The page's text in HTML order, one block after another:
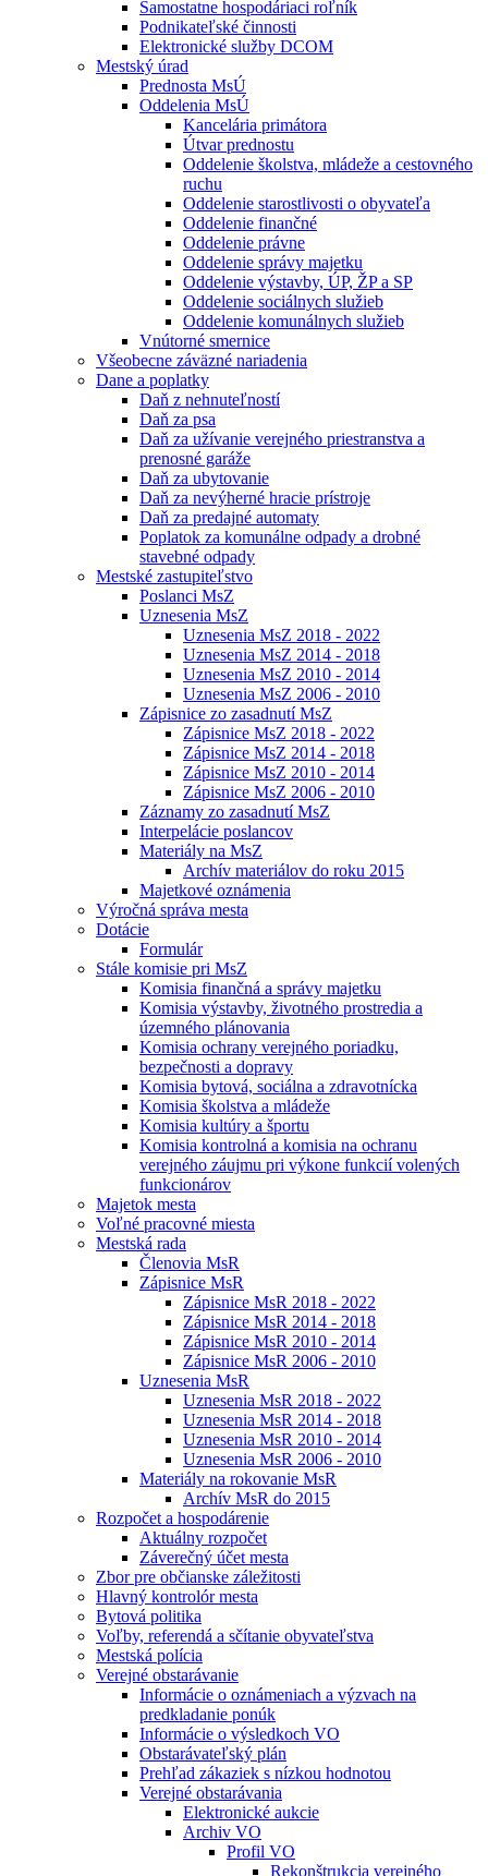
Samostatne hospodáriaci roľník
Podnikateľské činnosti
Elektronické služby DCOM
Mestský úrad
Prednosta MsÚ
Oddelenia MsÚ
Kancelária primátora
Útvar prednostu
Oddelenie školstva, mládeže a cestovného
ruchu
Oddelenie starostlivosti o obyvateľa
Oddelenie finančné
Oddelenie právne
Oddelenie správy majetku
Oddelenie výstavby, ÚP, ŽP a SP
Oddelenie sociálnych služieb
Oddelenie komunálnych služieb
Vnútorné smernice
Všeobecne záväzné nariadenia
Dane a poplatky
Daň z nehnuteľností
Daň za psa
Daň za užívanie verejného priestranstva a
prenosné garáže
Daň za ubytovanie
Daň za nevýherné hracie prístroje
Daň za predajné automaty
Poplatok za komunálne odpady a drobné
stavebné odpady
Mestské zastupiteľstvo
Poslanci MsZ
Uznesenia MsZ
Uznesenia MsZ 2018 - 2022
Uznesenia MsZ 2014 - 2018
Uznesenia MsZ 2010 - 2014
Uznesenia MsZ 2006 - 2010
Zápisnice zo zasadnutí MsZ
Zápisnice MsZ 2018 - 2022
Zápisnice MsZ 2014 - 2018
Zápisnice MsZ 2010 - 2014
Zápisnice MsZ 2006 - 2010
Záznamy zo zasadnutí MsZ
Interpelácie poslancov
Materiály na MsZ
Archív materiálov do roku 2015
Majetkové oznámenia
Výročná správa mesta
Dotácie
Formulár
Stále komisie pri MsZ
Komisia finančná a správy majetku
Komisia výstavby, životného prostredia a
územného plánovania
Komisia ochrany verejného poriadku,
bezpečnosti a dopravy
Komisia bytová, sociálna a zdravotnícka
Komisia školstva a mládeže
Komisia kultúry a športu
Komisia kontrolná a komisia na ochranu
verejného záujmu pri výkone funkcií volených
funkcionárov
Majetok mesta
Voľné pracovné miesta
Mestská rada
Členovia MsR
Zápisnice MsR
Zápisnice MsR 2018 - 2022
Zápisnice MsR 2014 - 2018
Zápisnice MsR 2010 - 2014
Zápisnice MsR 2006 - 2010
Uznesenia MsR
Uznesenia MsR 2018 - 2022
Uznesenia MsR 2014 - 2018
Uznesenia MsR 2010 - 2014
Uznesenia MsR 2006 - 2010
Materiály na rokovanie MsR
Archív MsR do 2015
Rozpočet a hospodárenie
Aktuálny rozpočet
Záverečný účet mesta
Zbor pre občianske záležitosti
Hlavný kontrolór mesta
Bytová politika
Voľby, referendá a sčítanie obyvateľstva
Mestská polícia
Verejné obstarávanie
Informácie o oznámeniach a výzvach na
predkladanie ponúk
Informácie o výsledkoch VO
Obstarávateľský plán
Prehľad zákaziek s nízkou hodnotou
Verejné obstarávania
Elektronické aukcie
Archiv VO
Profil VO
Rekonštrukcia verejného